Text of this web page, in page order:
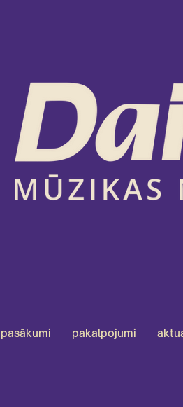
pasākumi pakalpojumi